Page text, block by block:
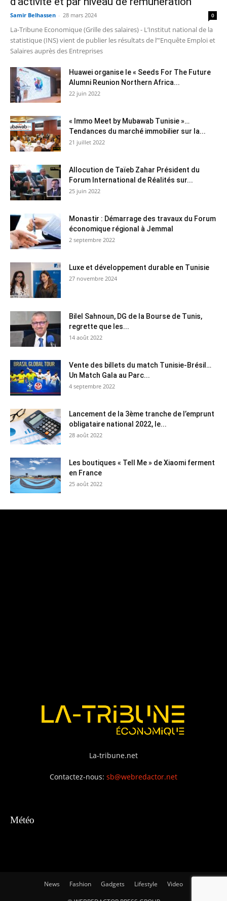
Samir Belhassen - 28 mars 2024 0
La-Tribune Economique (Grille des salaires) - L’Institut national de la
statistique (INS) vient de publier les résultats de l’"Enquête Emploi et
Salaires auprès des Entreprises
Huawei organise le « Seeds For The Future
Alumni Reunion Northern Africa...
22 juin 2022
« Immo Meet by Mubawab Tunisie »…
Tendances du marché immobilier sur la...
21 juillet 2022
Allocution de Taïeb Zahar Président du
Forum International de Réalités sur...
25 juin 2022
Monastir : Démarrage des travaux du Forum
économique régional à Jemmal
2 septembre 2022
Luxe et développement durable en Tunisie
27 novembre 2024
Bilel Sahnoun, DG de la Bourse de Tunis,
regrette que les...
14 août 2022
Vente des billets du match Tunisie-Brésil…
Un Match Gala au Parc...
4 septembre 2022
Lancement de la 3ème tranche de l’emprunt
obligataire national 2022, le...
28 août 2022
Les boutiques « Tell Me » de Xiaomi ferment
en France
25 août 2022
La-tribune.net
Contactez-nous: sb@webredactor.net
Météo
News Fashion Gadgets Lifestyle Video